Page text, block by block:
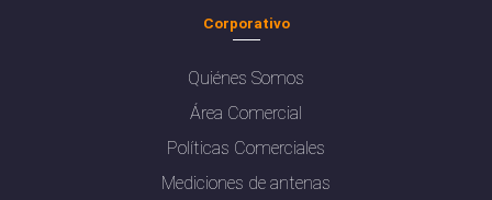
Corporativo
Quiénes Somos
Área Comercial
Políticas Comerciales
Mediciones de antenas